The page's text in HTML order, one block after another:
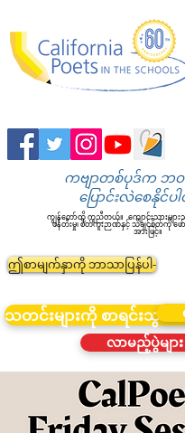
ကဗျာတစ်ပုဒ်က ဘ
ပြောင်းလဲစေနိုင်
ကျွန်တော်တို့ ကူညီတယ်။ ကျောင်းသားမ
ဖန်တီးမှု၊ စိတ်ကူးဉာဏ်နှင့် သိချင်စိတ်ကို ဖေ
အားဖြင့်။
ဤစာမျက်နှာကို ဘာသာပြန်ပါ-
သတင်းများကို စာရင်းသွင်းပ
လာမည့်ပွဲများ